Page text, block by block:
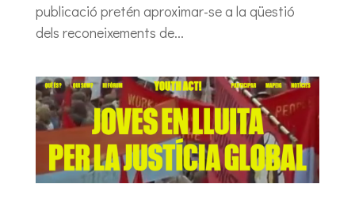
publicació pretén aproximar-se a la qüestió
dels reconeixements de...